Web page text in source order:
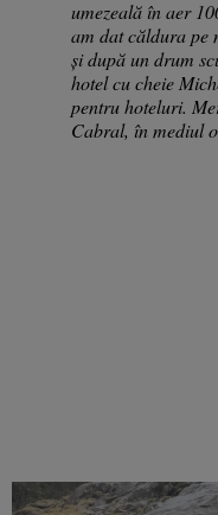
umezeală în aer
am dat căldura pe
și după un drum
hotel cu cheie
pentru hoteluri.
Cabral, în mediul